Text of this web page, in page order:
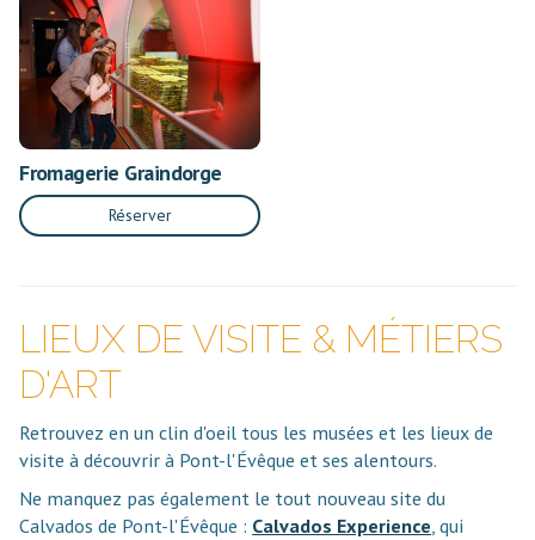
Fromagerie Graindorge
Réserver
LIEUX DE VISITE & MÉTIERS
D'ART
Retrouvez en un clin d'oeil tous les musées et les lieux de
visite à découvrir à Pont-l'Évêque et ses alentours.
Ne manquez pas également le tout nouveau site du
Calvados de Pont-l'Évêque : Calvados Experience, qui